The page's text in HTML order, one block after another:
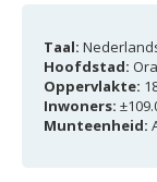
Taal:
Hoofdstad:
Oppervlakte:
Inwoners:
Munteenheid: